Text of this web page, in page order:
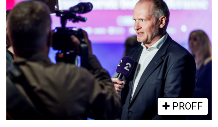
PROFF